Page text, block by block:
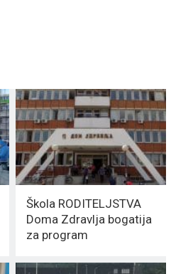
Škola RODITELJSTVA
Doma Zdravlja bogatija
za program
PODRŠKE TRUDNICAMA